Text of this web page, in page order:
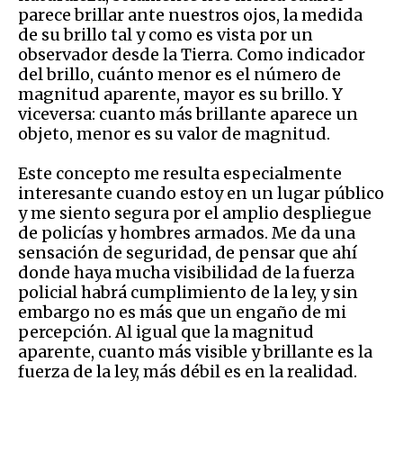
parece brillar ante nuestros ojos, la medida
de su brillo tal y como es vista por un
observador desde la Tierra. Como indicador
del brillo, cuánto menor es el número de
magnitud aparente, mayor es su brillo. Y
viceversa: cuanto más brillante aparece un
objeto, menor es su valor de magnitud.
Este concepto me resulta especialmente
interesante cuando estoy en un lugar público
y me siento segura por el amplio despliegue
de policías y hombres armados. Me da una
sensación de seguridad, de pensar que ahí
donde haya mucha visibilidad de la fuerza
policial habrá cumplimiento de la ley, y sin
embargo no es más que un engaño de mi
percepción. Al igual que la magnitud
aparente, cuanto más visible y brillante es la
fuerza de la ley, más débil es en la realidad.